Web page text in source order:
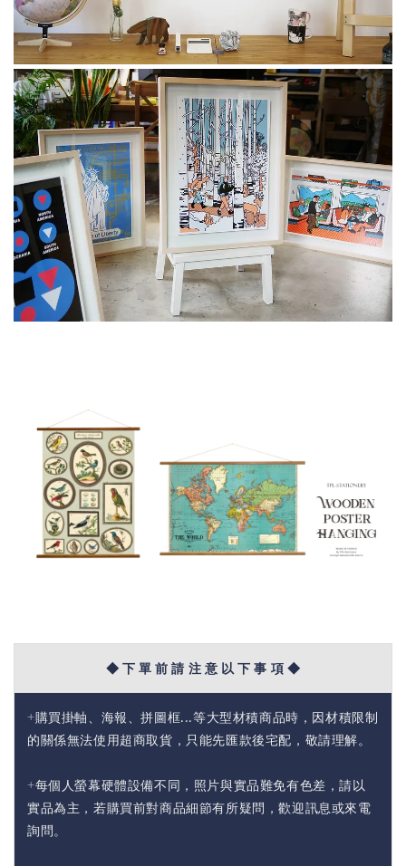
◆ 下 單 前 請 注 意 以 下 事 項 ◆
+購買掛軸、海報、拼圖框...等大型材積商品時，因材積限制
的關係無法使用超商取貨，只能先匯款後宅配，敬請理解。
+每個人螢幕硬體設備不同，照片與實品難免有色差，請以
實品為主，若購買前對商品細節有所疑問，歡迎訊息或來電
詢問。